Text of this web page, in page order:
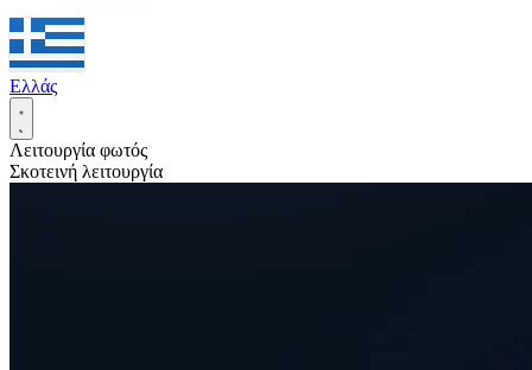
Ελλάς
Λειτουργία φωτός
Σκοτεινή λειτουργία